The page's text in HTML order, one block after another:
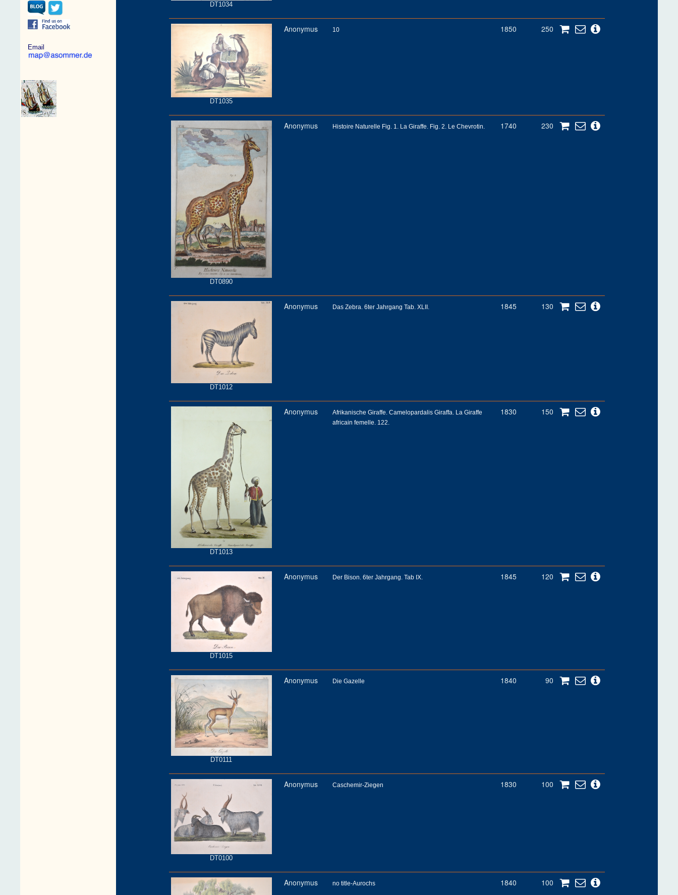
Email
DT1034
DT1035
Anonymus 10 1850 250
DT0890
Anonymus Histoire Naturelle Fig. 1. La Giraffe. Fig. 2. Le Chevrotin. 1740 230
DT1012
Anonymus Das Zebra. 6ter Jahrgang Tab. XLII. 1845 130
DT1013
Anonymus
Afrikanische Giraffe. Camelopardalis Giraffa. La Giraffe
africain femelle. 122.
1830 150
DT1015
Anonymus Der Bison. 6ter Jahrgang. Tab IX. 1845 120
DT0111
Anonymus Die Gazelle 1840 90
DT0100
Anonymus Caschemir-Ziegen 1830 100
Anonymus no title-Aurochs 1840 100